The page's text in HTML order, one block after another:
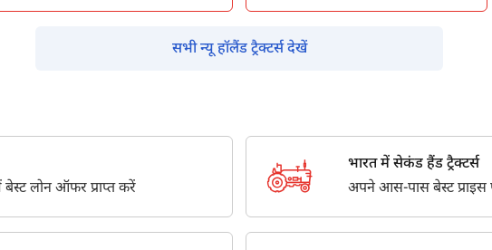
सभी न्यू हॉलैंड ट्रैक्टर्स देखें
लोन ऑफर प्राप्त करें
भारत में सेकंड हैंड ट्रैक्टर्स
अपने आस-पास बेस्ट प्राइस
By registering here, I agree to TVS Credit Services
सबमिट